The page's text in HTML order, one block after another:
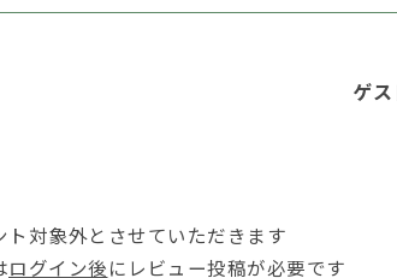
ゲス
対象外とさせていただきます
ログイン後にレビュー投稿が必要です